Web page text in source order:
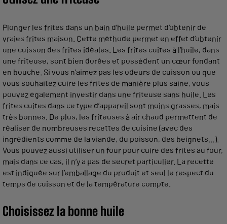
Plonger les frites dans un bain d’huile permet d’obtenir de
vraies frites maison. Cette méthode permet en effet d’obtenir
une cuisson des frites idéales. Les frites cuites à l’huile, dans
une friteuse, sont bien dorées et possèdent un cœur fondant
en bouche. Si vous n’aimez pas les odeurs de cuisson ou que
vous souhaitez cuire les frites de manière plus saine, vous
pouvez également investir dans une friteuse sans huile. Les
frites cuites dans ce type d’appareil sont moins grasses, mais
très bonnes. De plus, les friteuses à air chaud permettent de
réaliser de nombreuses recettes de cuisine (avec des
ingrédients comme de la viande, du poisson, des beignets…).
Vous pouvez aussi utiliser un four pour cuire des frites au four,
mais dans ce cas, il n’y a pas de secret particulier. La recette
est indiquée sur l’emballage du produit et seul le respect du
temps de cuisson et de la température compte.
Choisissez la bonne huile